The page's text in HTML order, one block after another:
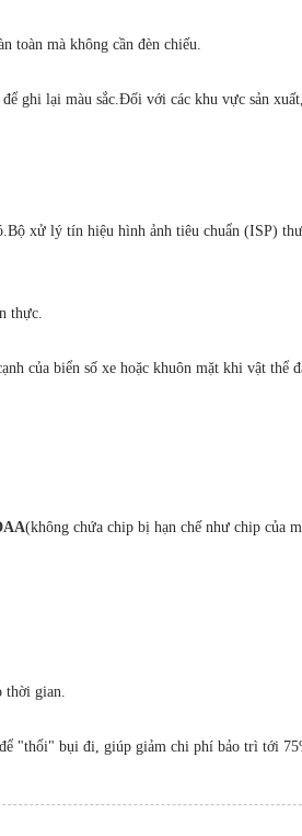
toàn mà không cần đèn chiếu.
ghi lại màu sắc. Đối với các khu vực sản
Bộ xử lý tín hiệu hình ảnh tiêu chuẩn (ISP)
thực.
của biển số xe hoặc khuôn mặt khi vật thể
(không chứa chip bị hạn chế như chip của
thời gian.
"thổi" bụi đi, giúp giảm chi phí bảo trì tới